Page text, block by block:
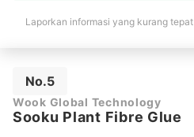
Laporkan informasi yang kurang tepat
No.5
Wook Global Technology
Sooku Plant Fibre Glue